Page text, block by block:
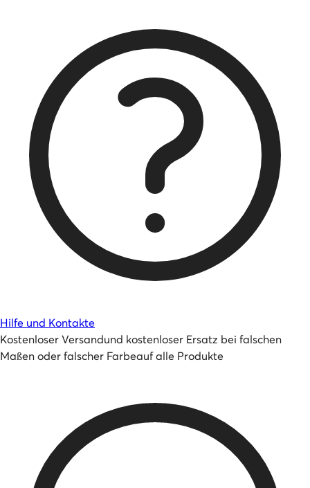
Hilfe und Kontakte
Kostenloser Versandund kostenloser Ersatz bei falschen
Maßen oder falscher Farbeauf alle Produkte